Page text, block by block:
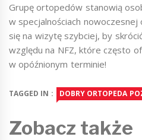
Grupę ortopedów stanowią
w specjalnościach
się na wizytę szybciej, by
względu na NFZ, które często
w opóźnionym terminie!
TAGGED IN : DOBRY ORTOPEDA
Zobacz także